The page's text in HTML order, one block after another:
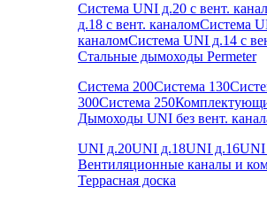
Система UNI д.20 с вент.
д.18 с вент. каналомСистема
каналомСистема UNI д.14 с
Стальные дымоходы Permeter
Система 200Система 130
300Система 250
Дымоходы UNI без вент.
UNI д.20UNI д.18UNI д.16UNI
Вентиляционные каналы и
Террасная доска